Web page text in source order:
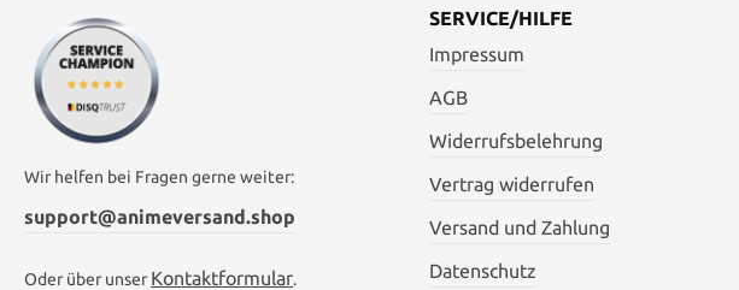
Wir helfen bei Fragen gerne weiter:
support@animeversand.shop
Oder über unser Kontaktformular.
SERVICE/HILFE
Impressum
AGB
Widerrufsbelehrung
Vertrag widerrufen
Versand und Zahlung
Datenschutz